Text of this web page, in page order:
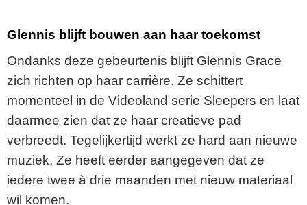
Glennis blijft bouwen aan haar toekomst
Ondanks deze gebeurtenis blijft Glennis Grace
zich richten op haar carrière. Ze schittert
momenteel in de Videoland serie Sleepers en laat
daarmee zien dat ze haar creatieve pad
verbreedt. Tegelijkertijd werkt ze hard aan nieuwe
muziek. Ze heeft eerder aangegeven dat ze
iedere twee à drie maanden met nieuw materiaal
wil komen.